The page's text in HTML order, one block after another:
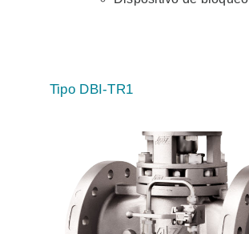
Tipo DBI-TR1